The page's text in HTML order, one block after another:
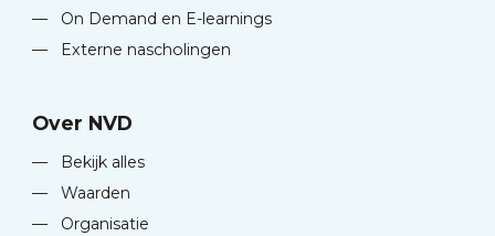
—
On Demand en E-learnings
—
Externe nascholingen
Over NVD
—
Bekijk alles
—
Waarden
—
Organisatie